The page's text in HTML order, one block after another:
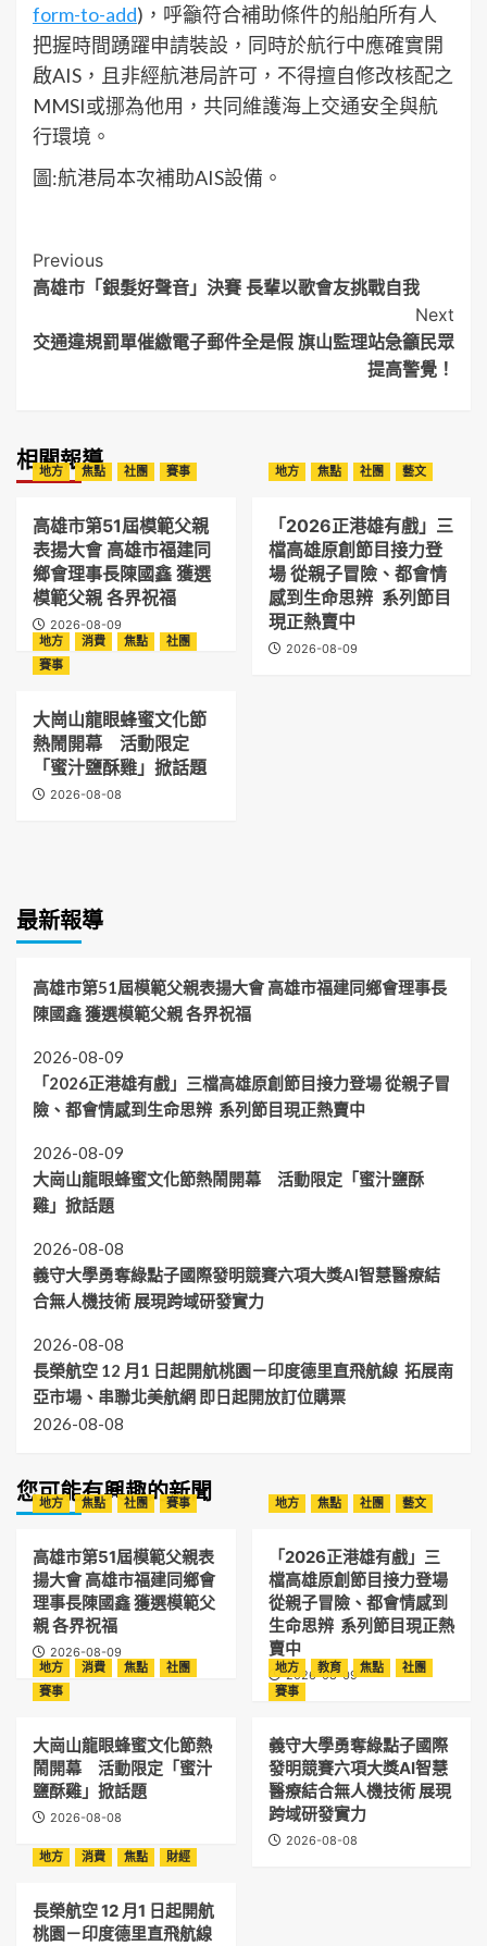
form-to-add)，呼籲符合補助條件的船舶所有人
把握時間踴躍申請裝設，同時於航行中應確實開
啟AIS，且非經航港局許可，不得擅自修改核配之
MMSI或挪為他用，共同維護海上交通安全與航
行環境。
圖:航港局本次補助AIS設備。
Post
Navigation
Previous
高雄市「銀髮好聲音」決賽 長輩以歌會友挑戰自我
Next
交通違規罰單催繳電子郵件全是假 旗山監理站急籲民眾
提高警覺！
相關報導
地方 焦點 社團 賽事
高雄市第51屆模範父親
表揚大會 高雄市福建同
鄉會理事長陳國鑫 獲選
模範父親 各界祝福
2026-08-09
地方 焦點 社團 藝文
「2026正港雄有戲」三
檔高雄原創節目接力登
場 從親子冒險、都會情
感到生命思辨 系列節目
現正熱賣中
2026-08-09
地方 消費 焦點
社團
賽事
大崗山龍眼蜂蜜文化節
熱鬧開幕 活動限定
「蜜汁鹽酥雞」掀話題
2026-08-08
最新報導
高雄市第51屆模範父親表揚大會 高雄市福建同鄉會理事長
陳國鑫 獲選模範父親 各界祝福
2026-08-09
「2026正港雄有戲」三檔高雄原創節目接力登場 從親子冒
險、都會情感到生命思辨 系列節目現正熱賣中
2026-08-09
大崗山龍眼蜂蜜文化節熱鬧開幕 活動限定「蜜汁鹽酥
雞」掀話題
2026-08-08
義守大學勇奪綠點子國際發明競賽六項大獎AI智慧醫療結
合無人機技術 展現跨域研發實力
2026-08-08
長榮航空 12 月1 日起開航桃園－印度德里直飛航線 拓展南
亞市場、串聯北美航網 即日起開放訂位購票
2026-08-08
您可能有興趣的新聞
地方 焦點 社團 賽事
高雄市第51屆模範父親表
揚大會 高雄市福建同鄉會
理事長陳國鑫 獲選模範父
親 各界祝福
2026-08-09
地方 焦點 社團 藝文
「2026正港雄有戲」三
檔高雄原創節目接力登場
從親子冒險、都會情感到
生命思辨 系列節目現正熱
賣中
2026-08-09
地方 消費 焦點
社團
賽事
大崗山龍眼蜂蜜文化節熱
鬧開幕 活動限定「蜜汁
鹽酥雞」掀話題
2026-08-08
地方 教育 焦點
社團
賽事
義守大學勇奪綠點子國際
發明競賽六項大獎AI智慧
醫療結合無人機技術 展現
跨域研發實力
2026-08-08
地方
消費 焦點 財經
長榮航空 12 月1 日起開航
桃園－印度德里直飛航線